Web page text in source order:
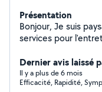
Présentation
Bonjour, Je suis paysagiste et je vous propose mes
services pour
pelouse La taille de haies et d'arbustes L'élagage et
l'abattage d'arbres La plantation et la création de gazon
Le nettoyage de massifs Les travaux
Dernier avis laissé
Il y a plus de 6 mois
Efficacité, Rapidité,